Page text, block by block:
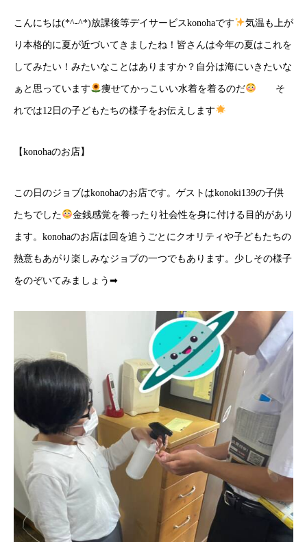
こんにちは(*^-^*)放課後等デイサービスkonohaです 気温も上が
り本格的に夏が近づいてきましたね！皆さんは今年の夏はこれを
してみたい！みたいなことはありますか？自分は海にいきたいな
ぁと思っています 痩せてかっこいい水着を着るのだ そ
れでは12日の子どもたちの様子をお伝えします
【konohaのお店】
この日のジョブはkonohaのお店です。ゲストはkonoki139の子供
たちでした 金銭感覚を養ったり社会性を身に付ける目的があり
ます。konohaのお店は回を追うごとにクオリティや子どもたちの
熱意もあがり楽しみなジョブの一つでもあります。少しその様子
をのぞいてみましょう➡